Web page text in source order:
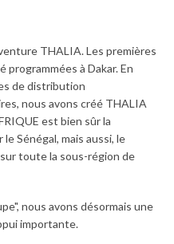
THALIA. Les premières
à Dakar. En
de distribution
nous avons créé THALIA
est bien sûr la
Sénégal, mais aussi, le
toute la sous-région de
nous avons désormais une
importante.